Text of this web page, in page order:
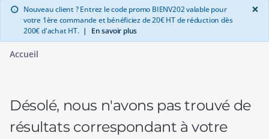
info Nouveau client ? Entrez le code promo BIENV202 valable pour
votre 1ère commande et bénéficiez de 20€ HT de réduction dès
200€ d'achat HT. | En savoir plus
×
Accueil
Désolé, nous n'avons pas trouvé de
résultats correspondant à votre